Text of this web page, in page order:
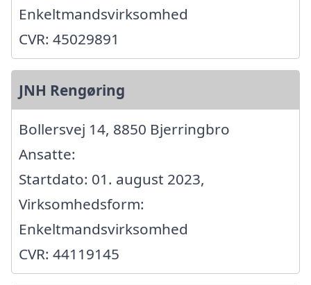
Enkeltmandsvirksomhed
CVR: 45029891
JNH Rengøring
Bollersvej 14, 8850 Bjerringbro
Ansatte:
Startdato: 01. august 2023,
Virksomhedsform:
Enkeltmandsvirksomhed
CVR: 44119145